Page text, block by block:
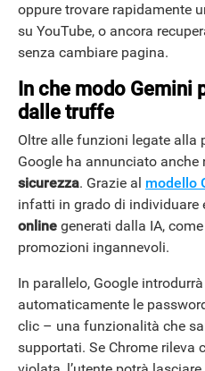
APPLE
oppure trovare rapidamente
su YouTube, o ancora
senza cambiare pagina.
In che modo
dalle truffe
Oltre alle funzioni legate alla
Google ha annunciato
sicurezza. Grazie al modello
infatti in grado di individuare
online generati dalla IA,
promozioni ingannevoli.
In parallelo, Google
automaticamente le
clic – una funzionalità che
supportati. Se Chrome rileva